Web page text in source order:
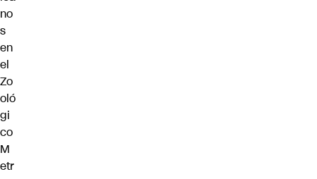
no
s
en
el
Zo
oló
gi
co
M
etr